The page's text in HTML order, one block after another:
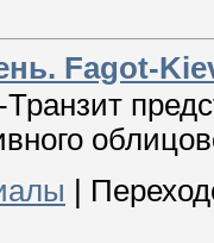
Fagot-
Транзит
|